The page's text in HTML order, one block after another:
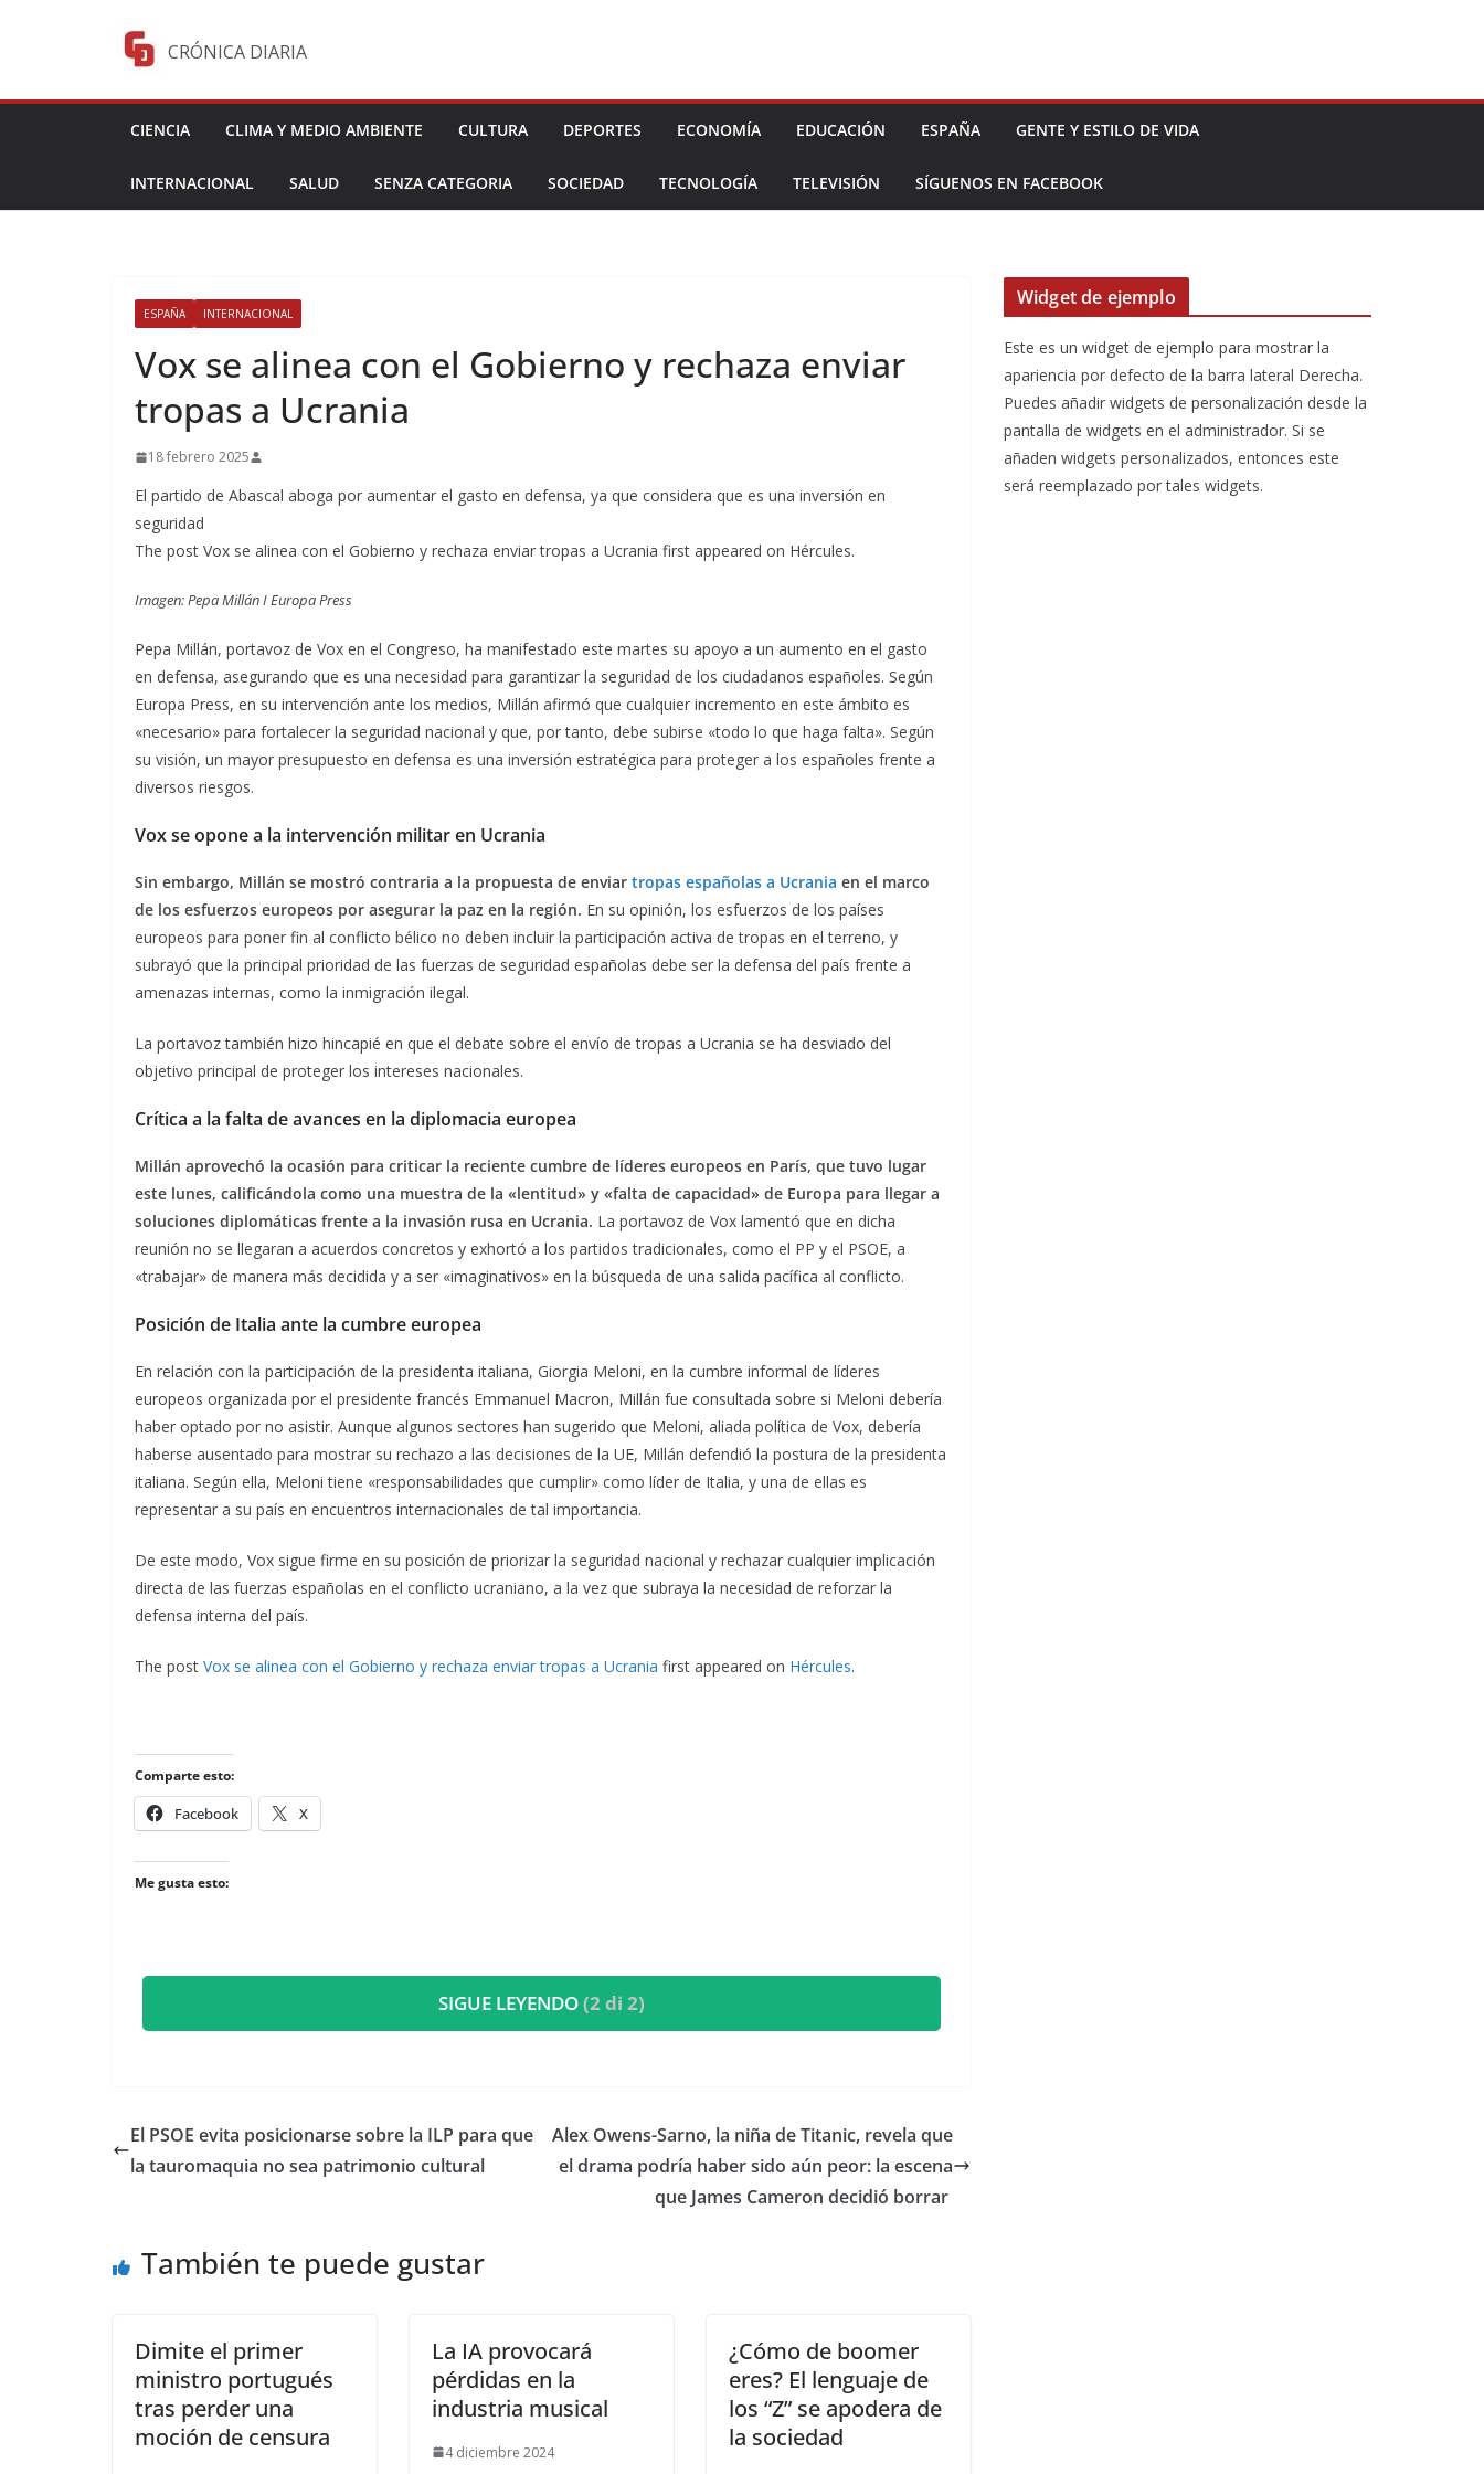
CRÓNICA DIARIA
CIENCIA CLIMA Y MEDIO AMBIENTE CULTURA DEPORTES ECONOMÍA EDUCACIÓN ESPAÑA GENTE Y ESTILO DE VIDA
INTERNACIONAL SALUD SENZA CATEGORIA SOCIEDAD TECNOLOGÍA TELEVISIÓN SÍGUENOS EN FACEBOOK
ESPAÑA INTERNACIONAL
Vox se alinea con el Gobierno y rechaza enviar
tropas a Ucrania
18 febrero 2025
El partido de Abascal aboga por aumentar el gasto en defensa, ya que considera que es una inversión en
seguridad
The post Vox se alinea con el Gobierno y rechaza enviar tropas a Ucrania first appeared on Hércules.
Imagen: Pepa Millán I Europa Press
Pepa Millán, portavoz de Vox en el Congreso, ha manifestado este martes su apoyo a un aumento en el gasto
en defensa, asegurando que es una necesidad para garantizar la seguridad de los ciudadanos españoles. Según
Europa Press, en su intervención ante los medios, Millán afirmó que cualquier incremento en este ámbito es
«necesario» para fortalecer la seguridad nacional y que, por tanto, debe subirse «todo lo que haga falta». Según
su visión, un mayor presupuesto en defensa es una inversión estratégica para proteger a los españoles frente a
diversos riesgos.
Vox se opone a la intervención militar en Ucrania
Sin embargo, Millán se mostró contraria a la propuesta de enviar tropas españolas a Ucrania en el marco
de los esfuerzos europeos por asegurar la paz en la región. En su opinión, los esfuerzos de los países
europeos para poner fin al conflicto bélico no deben incluir la participación activa de tropas en el terreno, y
subrayó que la principal prioridad de las fuerzas de seguridad españolas debe ser la defensa del país frente a
amenazas internas, como la inmigración ilegal.
La portavoz también hizo hincapié en que el debate sobre el envío de tropas a Ucrania se ha desviado del
objetivo principal de proteger los intereses nacionales.
Crítica a la falta de avances en la diplomacia europea
Millán aprovechó la ocasión para criticar la reciente cumbre de líderes europeos en París, que tuvo lugar
este lunes, calificándola como una muestra de la «lentitud» y «falta de capacidad» de Europa para llegar a
soluciones diplomáticas frente a la invasión rusa en Ucrania. La portavoz de Vox lamentó que en dicha
reunión no se llegaran a acuerdos concretos y exhortó a los partidos tradicionales, como el PP y el PSOE, a
«trabajar» de manera más decidida y a ser «imaginativos» en la búsqueda de una salida pacífica al conflicto.
Posición de Italia ante la cumbre europea
En relación con la participación de la presidenta italiana, Giorgia Meloni, en la cumbre informal de líderes
europeos organizada por el presidente francés Emmanuel Macron, Millán fue consultada sobre si Meloni debería
haber optado por no asistir. Aunque algunos sectores han sugerido que Meloni, aliada política de Vox, debería
haberse ausentado para mostrar su rechazo a las decisiones de la UE, Millán defendió la postura de la presidenta
italiana. Según ella, Meloni tiene «responsabilidades que cumplir» como líder de Italia, y una de ellas es
representar a su país en encuentros internacionales de tal importancia.
De este modo, Vox sigue firme en su posición de priorizar la seguridad nacional y rechazar cualquier implicación
directa de las fuerzas españolas en el conflicto ucraniano, a la vez que subraya la necesidad de reforzar la
defensa interna del país.
The post Vox se alinea con el Gobierno y rechaza enviar tropas a Ucrania first appeared on Hércules.
Comparte esto:
Facebook X
Me gusta esto:
SIGUE LEYENDO(2 di 2)
El PSOE evita posicionarse sobre la ILP para que
la tauromaquia no sea patrimonio cultural
​Alex Owens-Sarno, la niña de Titanic, revela que
el drama podría haber sido aún peor: la escena
que James Cameron decidió borrar
También te puede gustar
Dimite el primer
ministro portugués
tras perder una
moción de censura
La IA provocará
pérdidas en la
industria musical
4 diciembre 2024
¿Cómo de boomer
eres? El lenguaje de
los “Z” se apodera de
la sociedad
Widget de ejemplo
Este es un widget de ejemplo para mostrar la
apariencia por defecto de la barra lateral Derecha.
Puedes añadir widgets de personalización desde la
pantalla de widgets en el administrador. Si se
añaden widgets personalizados, entonces este
será reemplazado por tales widgets.